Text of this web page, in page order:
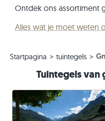
Ontdek ons assortiment
Alles wat je moet weten
Startpagina tuintegels
Tuintegels van